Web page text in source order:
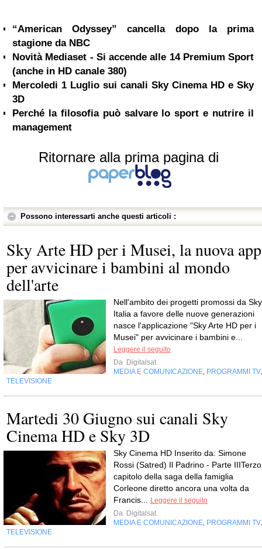
“American Odyssey” cancella dopo la prima
stagione da NBC
Novità Mediaset - Si accende alle 14 Premium Sport
(anche in HD canale 380)
Mercoledi 1 Luglio sui canali Sky Cinema HD e Sky
3D
Perché la filosofia può salvare lo sport e nutrire il
management
Ritornare alla prima pagina di
Possono interessarti anche questi articoli :
Sky Arte HD per i Musei, la nuova app
per avvicinare i bambini al mondo
dell'arte
Nell'ambito dei progetti promossi da Sky
Italia a favore delle nuove generazioni
nasce l'applicazione "Sky Arte HD per i
Musei" per avvicinare i bambini e...
Leggere il seguito
Da Digitalsat
MEDIA E COMUNICAZIONE PROGRAMMI TV
TELEVISIONE
Martedi 30 Giugno sui canali Sky
Cinema HD e Sky 3D
Sky Cinema HD Inserito da: Simone
Rossi (Satred) Il Padrino - Parte IIITerzo
capitolo della saga della famiglia
Corleone diretto ancora una volta da
Francis...
Leggere il seguito
Da Digitalsat
MEDIA E COMUNICAZIONE PROGRAMMI TV
TELEVISIONE